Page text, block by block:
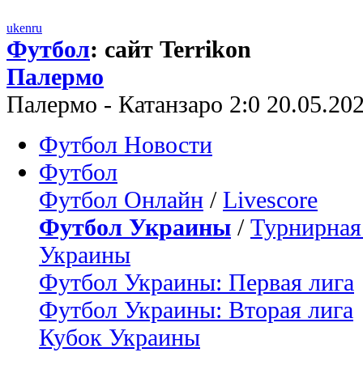
ukenru
Футбол: сайт Terrikon
Палермо
Палермо - Катанзаро 2:0
Футбол Новости
Футбол
Футбол Онлайн / Livescore
Футбол Украины /
Украины
Футбол Украины: Первая лига
Футбол Украины: Вторая лига
Кубок Украины